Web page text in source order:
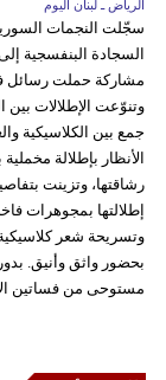
الرياض ـ لبنان اليوم
السجادة البنفسجية
مشاركة حملت رسائل
وتنوّعت الإطلالات بين
جمع بين الكلاسيكية
الأنظار بإطلالة
رشاقتها، وتزينت
إطلالتها بمجوهرات
وتسريحة شعر
بحضور واثق وأنيق.
مستوحى من فساتين